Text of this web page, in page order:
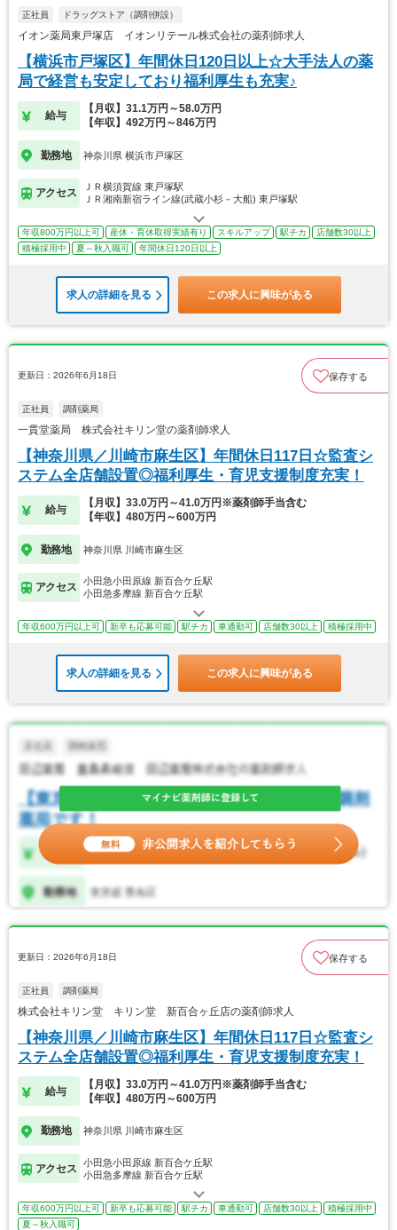
正社員 ドラッグストア（調剤併設）
イオン薬局東戸塚店 イオンリテール株式会社の薬剤師求人
【横浜市戸塚区】年間休日120日以上☆大手法人の薬
局で経営も安定しており福利厚生も充実♪
給与
【月収】31.1万円～58.0万円
【年収】492万円～846万円
勤務地 神奈川県 横浜市戸塚区
アクセス
ＪＲ横須賀線 東戸塚駅
ＪＲ湘南新宿ライン線(武蔵小杉－大船) 東戸塚駅
年収800万円以上可 産休・育休取得実績有り スキルアップ 駅チカ
店舗数30以上
積極採用中
夏～秋入職可 年間休日120日以上
求人の詳細を見る この求人に興味がある
更新日：2026年6月18日 保存する
正社員 調剤薬局
一貫堂薬局 株式会社キリン堂の薬剤師求人
【神奈川県／川崎市麻生区】年間休日117日☆監査シ
ステム全店舗設置◎福利厚生・育児支援制度充実！
給与
【月収】33.0万円～41.0万円※薬剤師手当含む
【年収】480万円～600万円
勤務地 神奈川県 川崎市麻生区
アクセス
小田急小田原線 新百合ケ丘駅
小田急多摩線 新百合ケ丘駅
年収600万円以上可 新卒も応募可能 駅チカ 車通勤可 店舗数30以上 積極採用中
求人の詳細を見る この求人に興味がある
更新日：2026年6月18日 保存する
正社員 調剤薬局
株式会社キリン堂 キリン堂 新百合ヶ丘店の薬剤師求人
【神奈川県／川崎市麻生区】年間休日117日☆監査シ
ステム全店舗設置◎福利厚生・育児支援制度充実！
給与
【月収】33.0万円～41.0万円※薬剤師手当含む
【年収】480万円～600万円
勤務地 神奈川県 川崎市麻生区
アクセス
小田急小田原線 新百合ケ丘駅
小田急多摩線 新百合ケ丘駅
年収600万円以上可 新卒も応募可能 駅チカ 車通勤可 店舗数30以上
積極採用中
夏～秋入職可